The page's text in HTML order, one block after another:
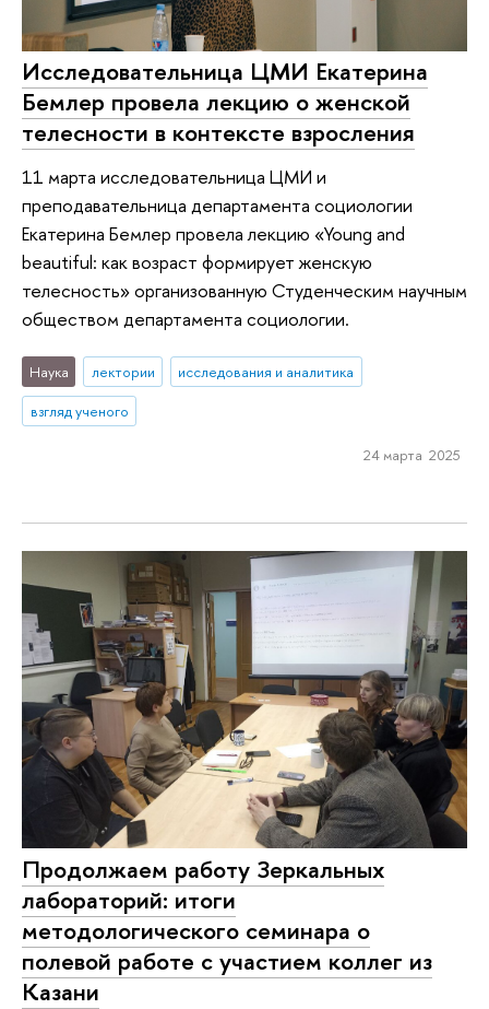
Исследовательница ЦМИ Екатерина
Бемлер провела лекцию о женской
телесности в контексте взросления
11 марта исследовательница ЦМИ и
преподавательница департамента социологии
Екатерина Бемлер провела лекцию «Young and
beautiful: как возраст формирует женскую
телесность» организованную Студенческим научным
обществом департамента социологии.
Наука лектории
исследования и аналитика
взгляд ученого
24 марта 2025
Продолжаем работу Зеркальных
лабораторий: итоги
методологического семинара о
полевой работе с участием коллег из
Казани